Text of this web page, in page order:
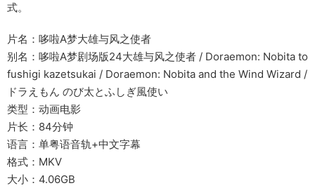
式。
片名：哆啦A梦大雄与风之使者
别名：哆啦A梦剧场版24大雄与风之使者 / Doraemon: Nobita to
fushigi kazetsukai / Doraemon: Nobita and the Wind Wizard /
ドラえもん のび太とふしぎ風使い
类型：动画电影
片长：84分钟
语言：单粤语音轨+中文字幕
格式：MKV
大小：4.06GB